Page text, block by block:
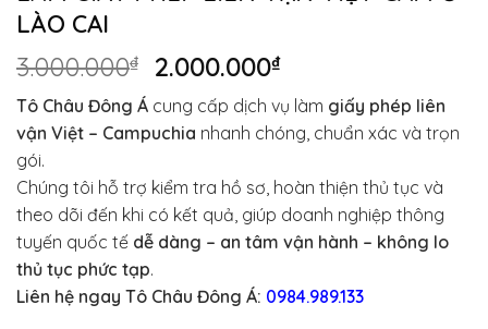
LÀO CAI
3.000.000₫
Giá
là:
3.000.000₫.
2.000.000₫Giá
hiện
tại
là:
Tô Châu Đông Á cung cấp dịch vụ làm giấy phép liên
vận Việt – Campuchia nhanh chóng, chuẩn xác và trọn
gói.
Chúng tôi hỗ trợ kiểm tra hồ sơ, hoàn thiện thủ tục và
theo dõi đến khi có kết quả, giúp doanh nghiệp thông
tuyến quốc tế dễ dàng – an tâm vận hành – không lo
thủ tục phức tạp.
Liên hệ ngay Tô Châu Đông Á: 0984.989.133